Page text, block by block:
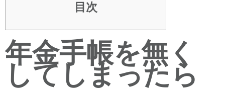
目次
年金手帳を無く
してしまったら